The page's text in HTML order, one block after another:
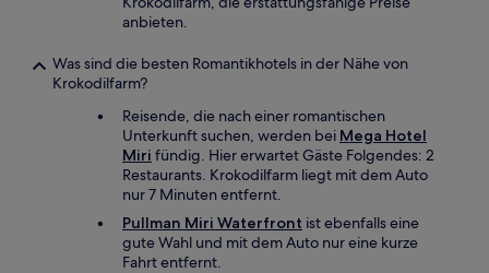
anbieten.
Was sind die besten Romantikhotels in der Nähe von
Krokodilfarm?
Reisende, die nach einer romantischen
Unterkunft suchen, werden bei Mega Hotel
Miri fündig. Hier erwartet Gäste Folgendes: 2
Restaurants. Krokodilfarm liegt mit dem Auto
nur 7 Minuten entfernt.
Pullman Miri Waterfront ist ebenfalls eine
gute Wahl und mit dem Auto nur eine kurze
Fahrt entfernt.